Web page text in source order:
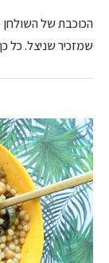
הכוכבת של השולחן
שמזכיר שניצל. כל